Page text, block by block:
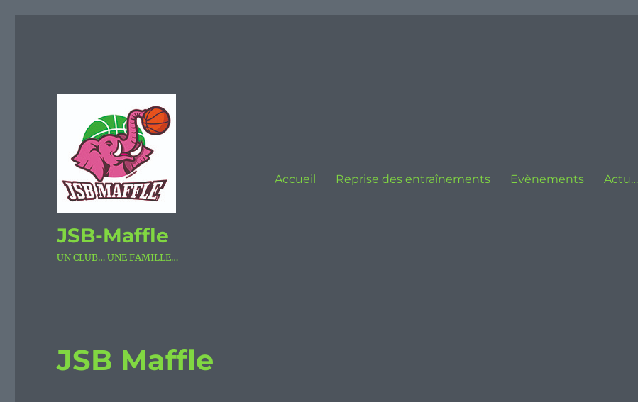
JSB-Maffle
UN CLUB… UNE FAMILLE…
Accueil Reprise des entraînements Evènements Actu…
JSB Maffle